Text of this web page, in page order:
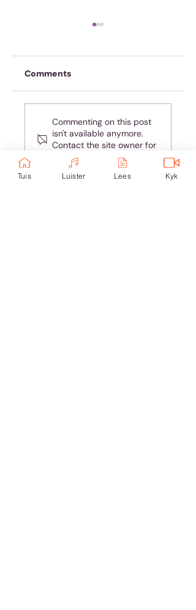
dalk beide?
Comments
Commenting on this post
isn't available anymore.
Contact the site owner for
more info.
Tuis Luister Lees Kyk